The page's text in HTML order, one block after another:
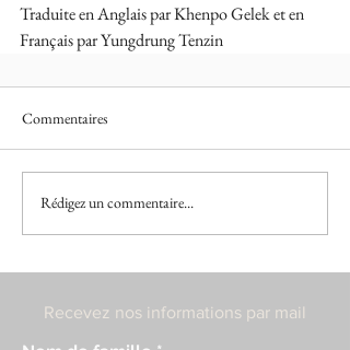
Traduite en Anglais par Khenpo Gelek et en
Français par Yungdrung Tenzin
Commentaires
Rédigez un commentaire...
Recevez nos informations par mail